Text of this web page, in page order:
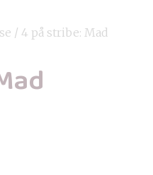
/ 4 på stribe: Mad